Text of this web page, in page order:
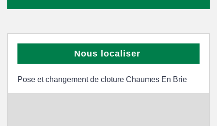
Nous localiser
Pose et changement de cloture Chaumes En Brie